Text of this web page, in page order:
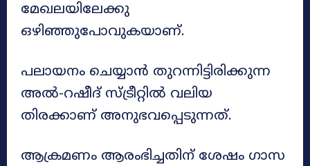
മേഖലയിലേക്കു
ഒഴിഞ്ഞുപോവുകയാണ്.
പലായനം ചെയ്യാൻ തുറന്നിട്ടിരിക്കുന്ന
അല്‍-റഷീദ് സ്ട്രീറ്റിൽ വലിയ
തിരക്കാണ് അനുഭവപ്പെടുന്നത്.
ആക്രമണം ആരംഭിച്ചതിന് ശേഷം ഗാസ